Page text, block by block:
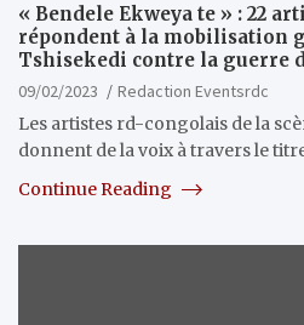
« Bendele Ekweya te » : 22
répondent à la mobilisation
Tshisekedi contre la guerre
09/02/2023
Redaction Eventsrdc
Les artistes rd-congolais de la
donnent de la voix à travers le
Continue Reading